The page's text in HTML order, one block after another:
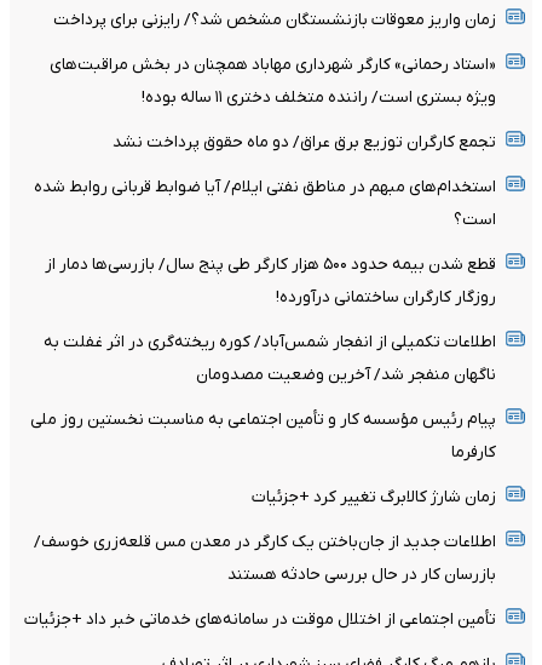
زمان واریز معوقات بازنشستگان مشخص شد؟/ رایزنی برای پرداخت
«استاد رحمانی» کارگر شهرداری مهاباد همچنان در بخش مراقبت‌های
ویژه بستری است/ راننده متخلف دختری ۱۱ ساله بوده!
تجمع کارگران توزیع برق عراق/ دو ماه حقوق پرداخت نشد
استخدام‌های مبهم در مناطق نفتی ایلام/ آیا ضوابط قربانی روابط شده
است؟
قطع شدن بیمه حدود ۵۰۰ هزار کارگر طی پنج سال/ بازرسی‌ها دمار از
روزگار کارگران ساختمانی درآورده!
اطلاعات تکمیلی از انفجار شمس‌آباد/ کوره ریخته‌گری در اثر غفلت به
ناگهان منفجر شد/ آخرین وضعیت مصدومان
پیام رئیس مؤسسه کار و تأمین اجتماعی به مناسبت نخستین روز ملی
کارفرما
زمان شارژ کالابرگ تغییر کرد +جزئیات
اطلاعات جدید از جان‌باختن یک کارگر در معدن مس قلعه‌زری خوسف/
بازرسان کار در حال بررسی حادثه هستند
تأمین اجتماعی از اختلال موقت در سامانه‌های خدماتی خبر داد +جزئیات